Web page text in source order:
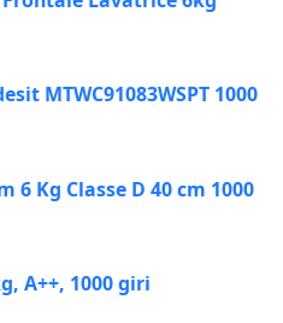
MTWC91083WSPT 1000
6 Kg Classe D 40 cm 1000
A++, 1000 giri